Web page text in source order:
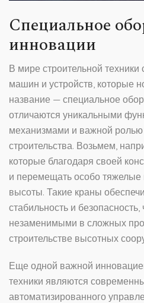
Специальное
инновации
В мире строительной техники
машин и устройств, которые
название — специальное
отличаются уникальными
механизмами и важной ролью
строительства. Возьмем,
которые благодаря своей
и перемещать особо тяжелые
высоты. Такие краны
стабильность и безопасность,
незаменимыми в сложных
строительстве высотных
Еще одной важной
техники являются
автоматизированного